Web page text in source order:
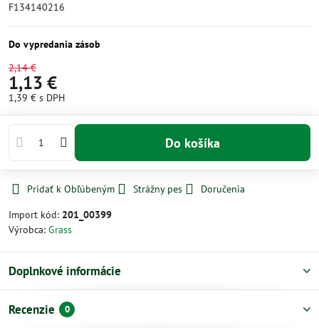
F134140216
Do vypredania zásob
2,14 €
1,13 €
1,39 € s DPH
Do košíka
Pridať k Obľúbeným Strážny pes
Doručenia
Import kód: 201_00399
Výrobca: Grass
Doplnkové informácie
Recenzie 0